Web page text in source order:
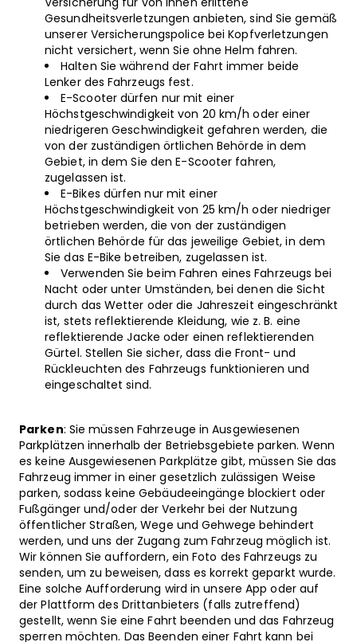
Gesundheitsverletzungen anbieten, sind Sie gemäß
unserer Versicherungspolice bei Kopfverletzungen
nicht versichert, wenn Sie ohne Helm fahren.
Halten Sie während der Fahrt immer beide
Lenker des Fahrzeugs fest.
E-Scooter dürfen nur mit einer
Höchstgeschwindigkeit von 20 km/h oder einer
niedrigeren Geschwindigkeit gefahren werden, die
von der zuständigen örtlichen Behörde in dem
Gebiet, in dem Sie den E-Scooter fahren,
zugelassen ist.
E-Bikes dürfen nur mit einer
Höchstgeschwindigkeit von 25 km/h oder niedriger
betrieben werden, die von der zuständigen
örtlichen Behörde für das jeweilige Gebiet, in dem
Sie das E-Bike betreiben, zugelassen ist.
Verwenden Sie beim Fahren eines Fahrzeugs bei
Nacht oder unter Umständen, bei denen die Sicht
durch das Wetter oder die Jahreszeit eingeschränkt
ist, stets reflektierende Kleidung, wie z. B. eine
reflektierende Jacke oder einen reflektierenden
Gürtel. Stellen Sie sicher, dass die Front- und
Rückleuchten des Fahrzeugs funktionieren und
eingeschaltet sind.
Parken: Sie müssen Fahrzeuge in Ausgewiesenen
Parkplätzen innerhalb der Betriebsgebiete parken. Wenn
es keine Ausgewiesenen Parkplätze gibt, müssen Sie das
Fahrzeug immer in einer gesetzlich zulässigen Weise
parken, sodass keine Gebäudeeingänge blockiert oder
Fußgänger und/oder der Verkehr bei der Nutzung
öffentlicher Straßen, Wege und Gehwege behindert
werden, und uns der Zugang zum Fahrzeug möglich ist.
Wir können Sie auffordern, ein Foto des Fahrzeugs zu
senden, um zu beweisen, dass es korrekt geparkt wurde.
Eine solche Aufforderung wird in unsere App oder auf
der Plattform des Drittanbieters (falls zutreffend)
gestellt, wenn Sie eine Fahrt beenden und das Fahrzeug
sperren möchten. Das Beenden einer Fahrt kann bei